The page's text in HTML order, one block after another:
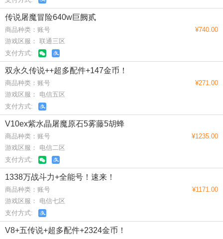
传说屠魔冒险640w巨阙贰
商品种类：账号
游戏区服： 联通三区
支付方式:
¥740.00
双永久传说++超多配件+147金币！
商品种类：账号
游戏区服： 电信五区
支付方式:
¥271.00
V10ex紫水晶屠魔原石5雾藤5胡蜂
商品种类：账号
游戏区服： 电信二区
支付方式:
¥1235.00
1338万战斗力+全能号！速来！
商品种类：账号
游戏区服： 电信七区
支付方式:
¥1171.00
V8+五传说+超多配件+2324金币！